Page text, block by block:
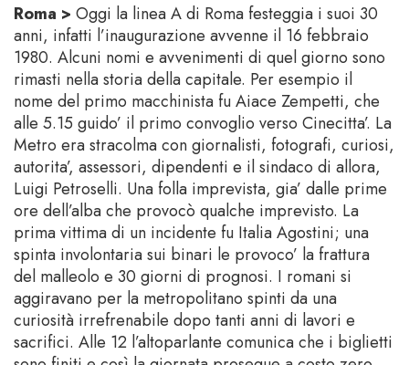
Roma > Oggi la linea A di Roma festeggia i suoi 30
anni, infatti l’inaugurazione avvenne il 16 febbraio
1980. Alcuni nomi e avvenimenti di quel giorno sono
rimasti nella storia della capitale. Per esempio il
nome del primo macchinista fu Aiace Zempetti, che
alle 5.15 guido’ il primo convoglio verso Cinecitta’. La
Metro era stracolma con giornalisti, fotografi, curiosi,
autorita’, assessori, dipendenti e il sindaco di allora,
Luigi Petroselli. Una folla imprevista, gia’ dalle prime
ore dell’alba che provocò qualche imprevisto. La
prima vittima di un incidente fu Italia Agostini; una
spinta involontaria sui binari le provoco’ la frattura
del malleolo e 30 giorni di prognosi. I romani si
aggiravano per la metropolitano spinti da una
curiosità irrefrenabile dopo tanti anni di lavori e
sacrifici. Alle 12 l’altoparlante comunica che i biglietti